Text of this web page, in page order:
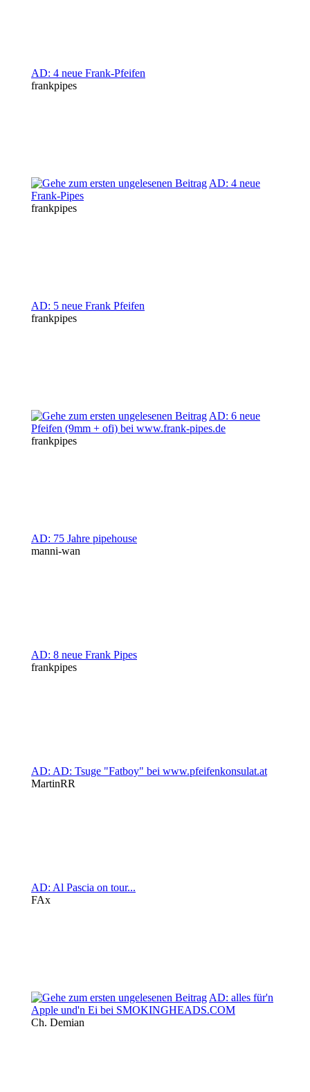
AD: 4 neue Frank-Pfeifen
frankpipes
AD: 4 neue
Frank-Pipes
frankpipes
AD: 5 neue Frank Pfeifen
frankpipes
AD: 6 neue
Pfeifen (9mm + ofi) bei www.frank-pipes.de
frankpipes
AD: 75 Jahre pipehouse
manni-wan
AD: 8 neue Frank Pipes
frankpipes
AD: AD: Tsuge "Fatboy" bei www.pfeifenkonsulat.at
MartinRR
AD: Al Pascia on tour...
FAx
AD: alles für'n
Apple und'n Ei bei SMOKINGHEADS.COM
Ch. Demian